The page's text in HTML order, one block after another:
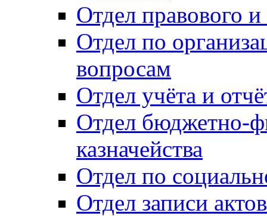
Отдел правового
Отдел по
вопросам
Отдел учёта и
Отдел бюджетно-
казначейства
Отдел по
Отдел записи